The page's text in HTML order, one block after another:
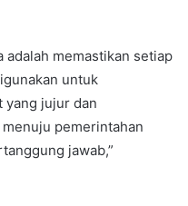
adalah memastikan setiap
untuk
yang jujur dan
pemerintahan
jawab,”